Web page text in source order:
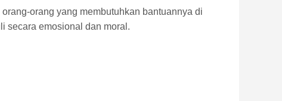
orang yang membutuhkan bantuannya di
secara emosional dan moral.